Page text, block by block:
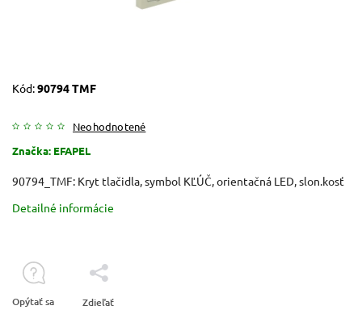
Kód:90794 TMF
Neohodnotené
Značka: EFAPEL
90794_TMF: Kryt tlačidla, symbol KĽÚČ, orientačná LED, slon.kosť
Detailné informácie
Opýtať sa Zdieľať